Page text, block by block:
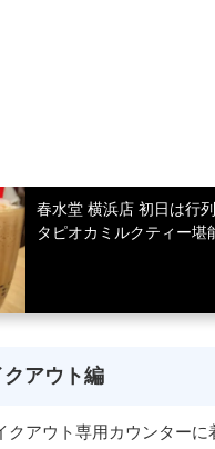
春水堂 横浜店 初日は行
タピオカミルクティー堪
アウト編
クアウト専用カウンターに